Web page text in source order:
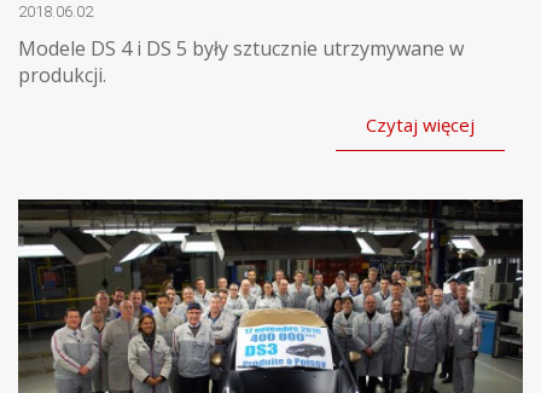
2018.06.02
Modele DS 4 i DS 5 były sztucznie utrzymywane w
produkcji.
Czytaj więcej